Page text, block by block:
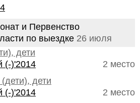
и Первенство
по выездке 26 июля
дети
2 место
(-)'2014
дети
2 место
(-)'2014